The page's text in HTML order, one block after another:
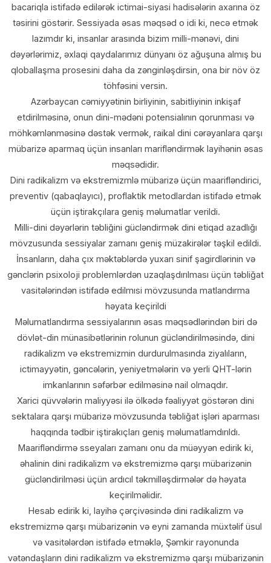
bacariqla istifadə edilərək ictimai-siyasi hadisələrin axarına öz
təsirini göstərir. Sessiyada əsas məqsəd o idi ki, necə etmək
lazımdır ki, insanlar arasında bizim milli-mənəvi, dini
dəyərlərimiz, əxlaqi qaydalarımız dünyanı öz ağuşuna almış bu
qloballaşma prosesini daha da zənginləşdirsin, ona bir növ öz
töhfəsini versin.
Azərbaycan cəmiyyətinin birliyinin, sabitliyinin inkişaf
etdirilməsinə, onun dini-mədəni potensialının qorunması və
möhkəmlənməsinə dəstək vermək, raikal dini cərəyanlara qarşı
mübarizə aparmaq üçün insanları marifləndirmək layihənin əsas
məqsədidir.
Dini radikalizm və ekstremizmlə mübarizə üçün maarifləndirici,
preventiv (qabaqlayıcı), proflaktik metodlardan istifadə etmək
üçün iştirakçılara geniş məlumatlar verildi.
Milli-dini dəyərlərin təbliğini gücləndirmək dini etiqad azadlığı
mövzusunda sessiyalar zamanı geniş müzakirələr təşkil edildi.
İnsanların, daha çıx məktəblərdə yuxarı sinif şagirdlərinin və
gənclərin psixoloji problemlərdən uzaqlaşdırılması üçün təbliğat
vasitələrindən istifadə edilmısi mövzusunda matlandırma
həyata keçirildi
Məlumatlandırma sessiyalarının əsas məqsədlərindən biri də
dövlət-din münasibətlərinin rolunun gücləndirilməsində, dini
radikalizm və ekstremizmin durdurulmasında ziyalıların,
ictimayyətin, gəncələrin, yeniyetmələrin və yerli QHT-lərin
imkanlarının səfərbər edilməsinə nail olmaqdır.
Xarici qüvvələrin maliyyəsi ilə ölkədə fəaliyyət göstərən dini
sektalara qarşı mübarizə mövzusunda təbliğat işləri aparması
haqqında tədbir iştirakıçları geniş məlumatlamdırıldı.
Maarifləndirmə sseyaları zamanı onu da müəyyən edirik ki,
əhalinin dini radikalizm və ekstremizmə qarşı mübarizənin
gücləndirilməsi üçün ardıcıl təkmilləşdirmələr də həyata
keçirilməlidir.
Hesab edirik ki, layihə çərçivəsində dini radikalizm və
ekstremizmə qarşı mübarizənin və eyni zamanda müxtəlif üsul
və vasitələrdən istifadə etməklə, Şəmkir rayonunda
vətəndaşların dini radikalizm və ekstremizmə qarşı mübarizənin